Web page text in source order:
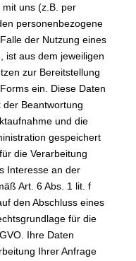
uns (z.B. per
personenbezogene
der Nutzung eines
ist aus dem jeweiligen
zur Bereitstellung
ein. Diese Daten
Beantwortung
und die
gespeichert
die Verarbeitung
Interesse an der
Art. 6 Abs. 1 lit. f
den Abschluss eines
für die
Ihre Daten
Ihrer Anfrage